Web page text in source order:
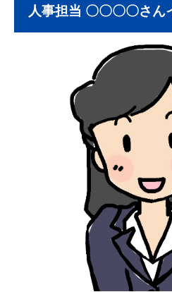
人事担当 〇〇〇〇さん